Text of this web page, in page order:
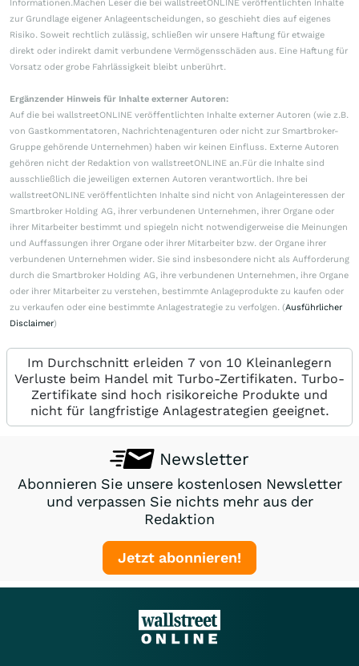
Informationen.Machen Leser die bei wallstreetONLINE veröffentlichten Inhalte
zur Grundlage eigener Anlageentscheidungen, so geschieht dies auf eigenes
Risiko. Soweit rechtlich zulässig, schließen wir unsere Haftung für etwaige
direkt oder indirekt damit verbundene Vermögensschäden aus. Eine Haftung für
Vorsatz oder grobe Fahrlässigkeit bleibt unberührt.
Ergänzender Hinweis für Inhalte externer Autoren:
Auf die bei wallstreetONLINE veröffentlichten Inhalte externer Autoren (wie z.B.
von Gastkommentatoren, Nachrichtenagenturen oder nicht zur Smartbroker-
Gruppe gehörende Unternehmen) haben wir keinen Einfluss. Externe Autoren
gehören nicht der Redaktion von wallstreetONLINE an.Für die Inhalte sind
ausschließlich die jeweiligen externen Autoren verantwortlich. Ihre bei
wallstreetONLINE veröffentlichten Inhalte sind nicht von Anlageinteressen der
Smartbroker Holding AG, ihrer verbundenen Unternehmen, ihrer Organe oder
ihrer Mitarbeiter bestimmt und spiegeln nicht notwendigerweise die Meinungen
und Auffassungen ihrer Organe oder ihrer Mitarbeiter bzw. der Organe ihrer
verbundenen Unternehmen wider. Sie sind insbesondere nicht als Aufforderung
durch die Smartbroker Holding AG, ihre verbundenen Unternehmen, ihre Organe
oder ihrer Mitarbeiter zu verstehen, bestimmte Anlageprodukte zu kaufen oder
zu verkaufen oder eine bestimmte Anlagestrategie zu verfolgen. (Ausführlicher
Disclaimer)
Im Durchschnitt erleiden 7 von 10 Kleinanlegern
Verluste beim Handel mit Turbo-Zertifikaten. Turbo-
Zertifikate sind hoch risikoreiche Produkte und
nicht für langfristige Anlagestrategien geeignet.
Newsletter
Abonnieren Sie unsere kostenlosen Newsletter
und verpassen Sie nichts mehr aus der
Redaktion
Jetzt abonnieren!